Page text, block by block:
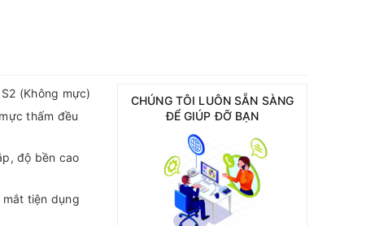
(Không mực)
thấm đều
độ bền cao
tiện dụng
CHÚNG TÔI LUÔN SẴN SÀNG
ĐỂ GIÚP ĐỠ BẠN